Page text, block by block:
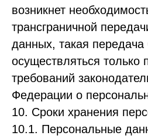
возникнет
трансграничной
данных, такая передача
осуществляться только
требований
Федерации о
10. Сроки хранения
10.1. Персональные